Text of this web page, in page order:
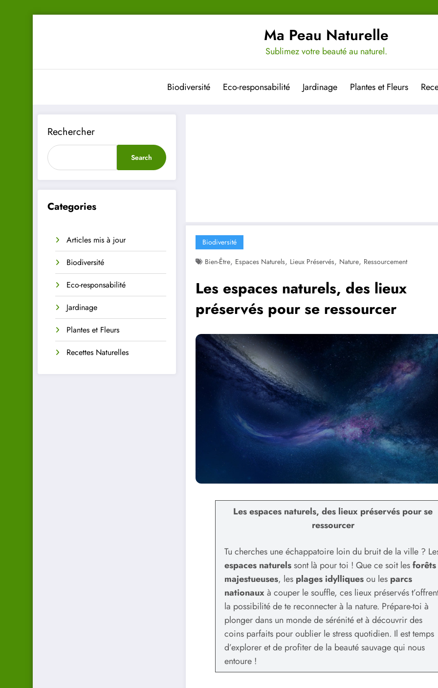
Ma Peau Naturelle
Sublimez votre beauté au naturel.
Biodiversité Eco-responsabilité Jardinage Plantes et Fleurs
Rechercher
Search
Categories
Articles mis à jour
Biodiversité
Eco-responsabilité
Jardinage
Plantes et Fleurs
Recettes Naturelles
Biodiversité
Bien-Être, Espaces Naturels, Lieux Préservés, Nature, Ressourcement
Les espaces naturels, des lieux
préservés pour se ressourcer
Les espaces naturels, des lieux préservés pour se
ressourcer
Tu cherches une échappatoire loin du bruit de la ville ?
espaces naturelssont là pour toi ! Que ce soit lesforêts
majestueuses, les plages idylliquesou les parcs
nationauxà couper le souffle, ces lieux préservés
la possibilité de te reconnecter à la nature. Prépare-toi à
plonger dans un monde de sérénité et à découvrir des
coins parfaits pour oublier le stress quotidien. Il est temps
d’explorer et de profiter de la beauté sauvage qui nous
entoure !